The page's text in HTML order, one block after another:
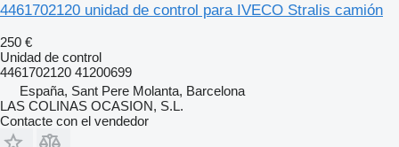
4461702120 unidad de control para IVECO Stralis camión
250 €
Unidad de control
4461702120 41200699
España, Sant Pere Molanta, Barcelona
LAS COLINAS OCASION, S.L.
Contacte con el vendedor